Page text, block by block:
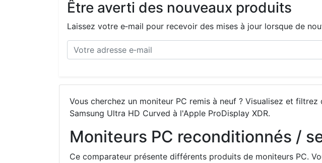
Être averti des nouveaux produits
Laissez votre e‑mail pour recevoir des mises à jour lorsque de
Vous cherchez un moniteur PC remis à neuf ? Visualisez et
Samsung Ultra HD Curved à l'Apple ProDisplay XDR.
Moniteurs PC reconditionnés /
Ce comparateur présente différents produits de moniteurs PC.